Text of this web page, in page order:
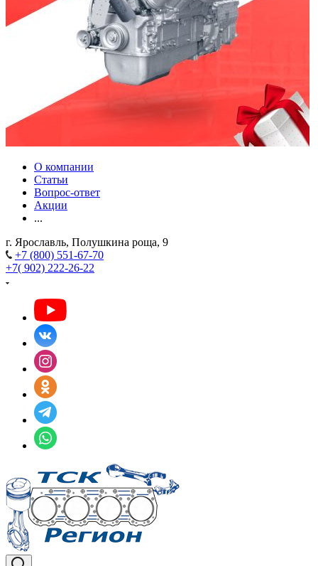
О компании
Статьи
Вопрос-ответ
Акции
...
г. Ярославль, Полушкина роща, 9
+7 (800) 551-67-70
+7( 902) 222-26-22